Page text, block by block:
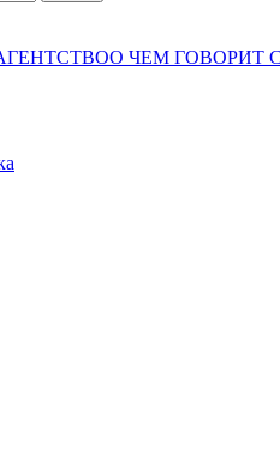
О ЧЕМ ГОВОРИТ